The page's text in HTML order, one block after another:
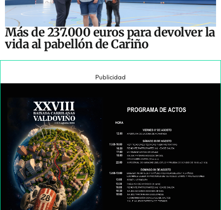
Más de 237.000 euros para devolver la
vida al pabellón de Cariño
Publicidad